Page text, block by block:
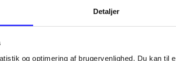
Detaljer
og optimering af brugervenlighed. Du kan